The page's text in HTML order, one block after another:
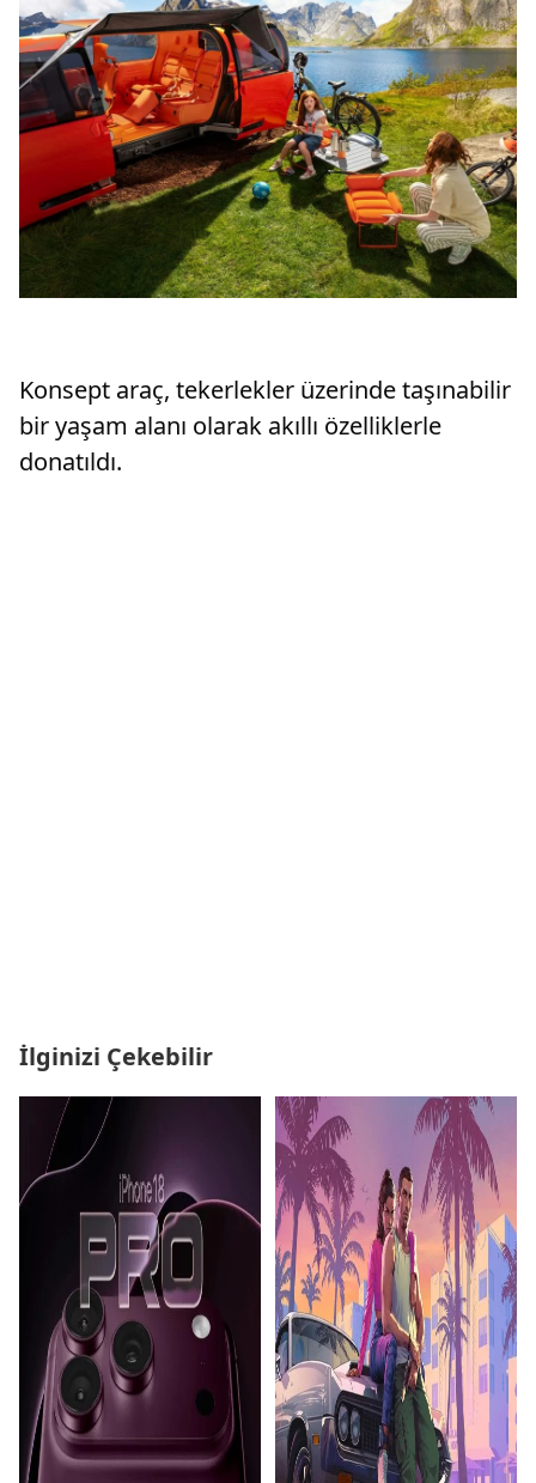
Konsept araç, tekerlekler üzerinde taşınabilir
bir yaşam alanı olarak akıllı özelliklerle
donatıldı.
İlginizi Çekebilir